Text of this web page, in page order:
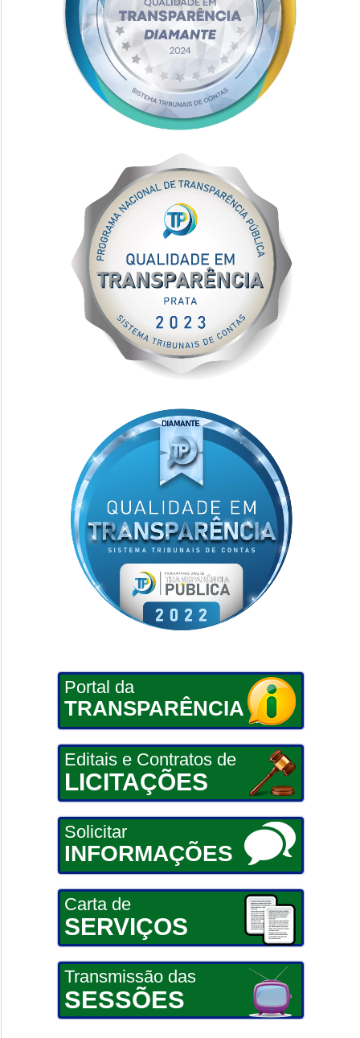
Portal da
TRANSPARÊNCIA
Editais e Contratos de
LICITAÇÕES
Solicitar
INFORMAÇÕES
Carta de
SERVIÇOS
Transmissão das
SESSÕES